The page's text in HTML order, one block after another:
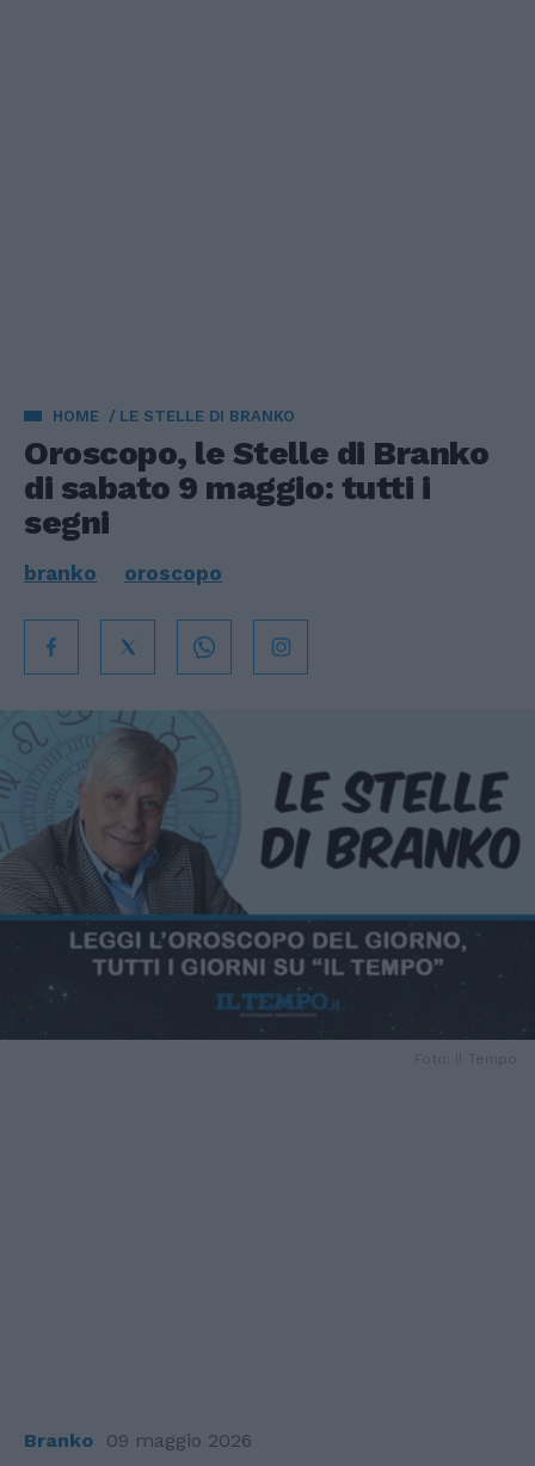
HOME LE STELLE DI BRANKO
Oroscopo, le Stelle di Branko
di sabato 9 maggio: tutti i
segni
branko oroscopo
Branko 09 maggio 2026